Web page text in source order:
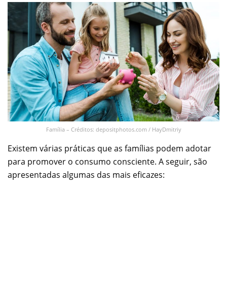
Família – Créditos: depositphotos.com / HayDmitriy
Existem várias práticas que as famílias podem adotar
para promover o consumo consciente. A seguir, são
apresentadas algumas das mais eficazes: